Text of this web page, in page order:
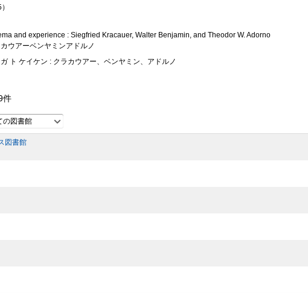
and experience : Siegfried Kracauer, Walter Benjamin, and Theodor W. Adorno
ウアーベンヤミンアドルノ
ト ケイケン : クラカウアー、ベンヤミン、アドルノ
件
の図書館
図書館